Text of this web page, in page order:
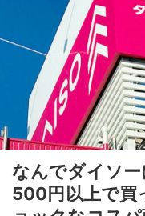
なんでダイソ
500円以上で買